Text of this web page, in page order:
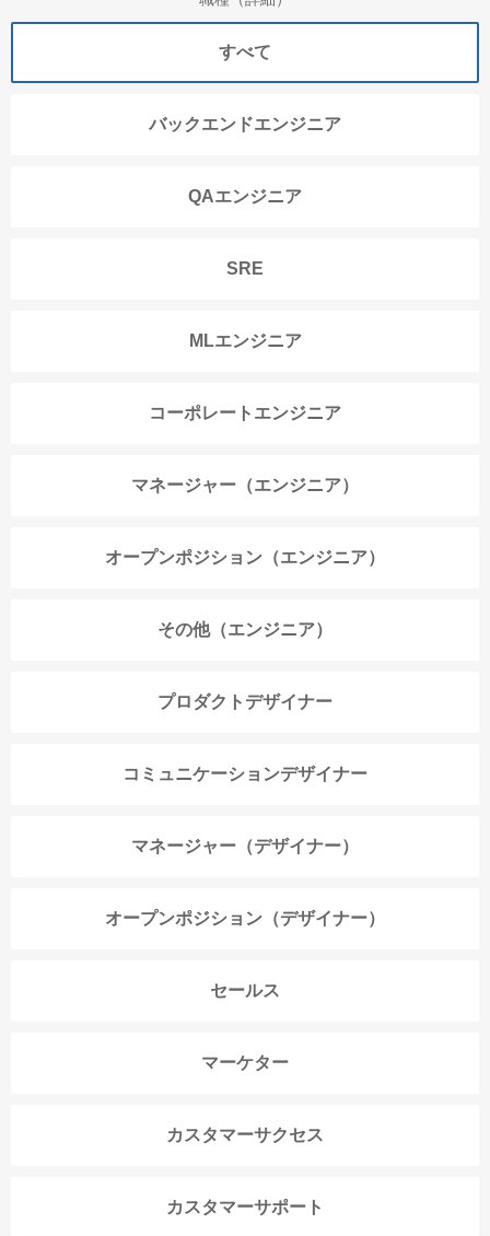
すべて
バックエンドエンジニア
QAエンジニア
SRE
MLエンジニア
コーポレートエンジニア
マネージャー（エンジニア）
オープンポジション（エンジニア）
その他（エンジニア）
プロダクトデザイナー
コミュニケーションデザイナー
マネージャー（デザイナー）
オープンポジション（デザイナー）
セールス
マーケター
カスタマーサクセス
カスタマーサポート